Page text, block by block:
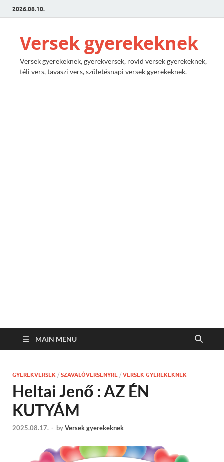
2026.08.10.
Versek gyerekeknek
Versek gyerekeknek, gyerekversek, rövid versek gyerekeknek,
téli vers, tavaszi vers, születésnapi versek gyerekeknek.
MAIN MENU
GYEREKVERSEK / SZAVALÓVERSENYRE / VERSEK GYEREKEKNEK
Heltai Jenő : AZ ÉN
KUTYÁM
2025.08.17. - byVersek gyerekeknek